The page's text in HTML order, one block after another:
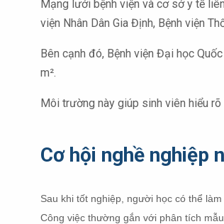
Mạng lưới bệnh viện và cơ sở y tế
viện Nhân Dân Gia Định, Bệnh viện
Bên cạnh đó, Bệnh viện Đại học
m².
Môi trường này giúp sinh viên hiểu
Cơ hội nghề nghiệp
Sau khi tốt nghiệp, người học có thể
Công việc thường gắn với phân tích